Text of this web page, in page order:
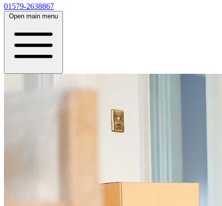
01579-2638867
Open main menu